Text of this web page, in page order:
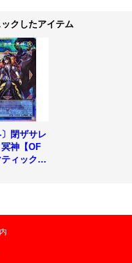
クしたアイテム
〕閉ザサレ
神【OF
ィックシ